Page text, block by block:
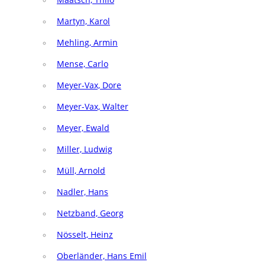
Martyn, Karol
Mehling, Armin
Mense, Carlo
Meyer-Vax, Dore
Meyer-Vax, Walter
Meyer, Ewald
Miller, Ludwig
Müll, Arnold
Nadler, Hans
Netzband, Georg
Nösselt, Heinz
Oberländer, Hans Emil